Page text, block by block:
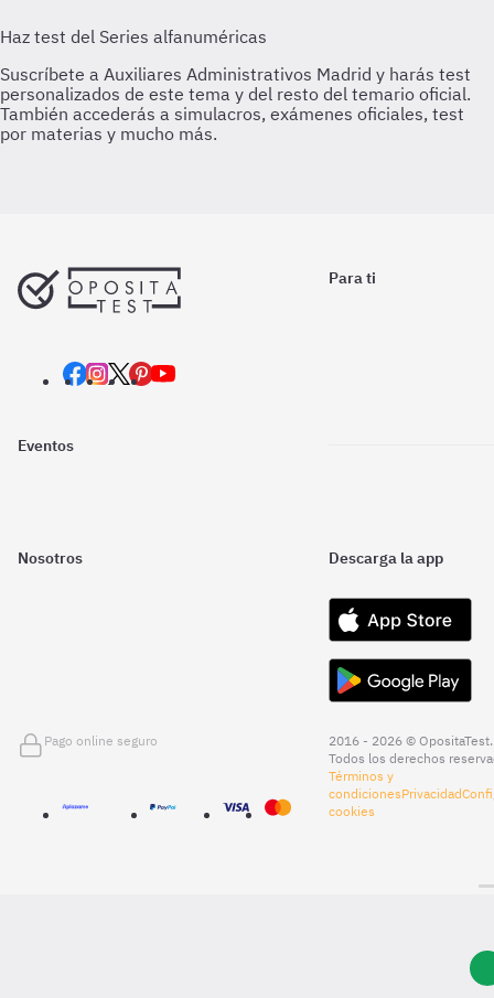
Para ti
Eventos
Nosotros Descarga la app
Pago online seguro
2016 - 2026 © OpositaTest.
Todos los derechos
Términos y
condicionesPrivacidad
cookies